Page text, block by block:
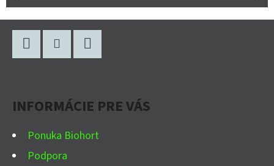
INFORMÁCIE PRE VÁS
Ponuka Biohort
Podpora